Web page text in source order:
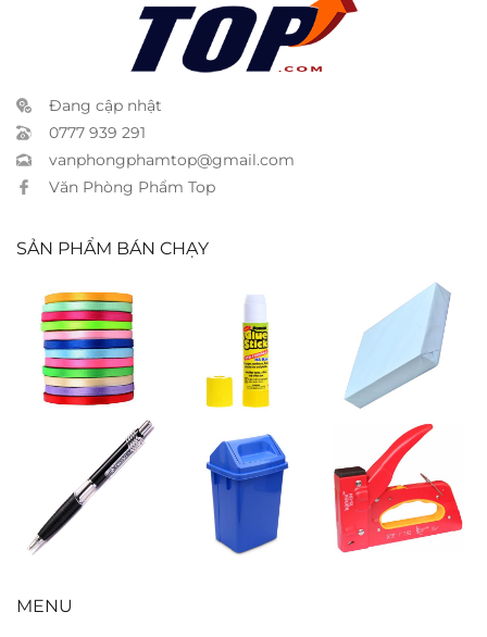
Đang cập nhật
0777 939 291
vanphongphamtop@gmail.com
Văn Phòng Phẩm Top
SẢN PHẨM BÁN CHẠY
Ruban vải 1cm Hồ khô 8g
Giấy ford A4
xanh dương
Bút bi TL 047
đen
Thùng nắp lật
Bấm gổ Kanex
TS13H
MENU